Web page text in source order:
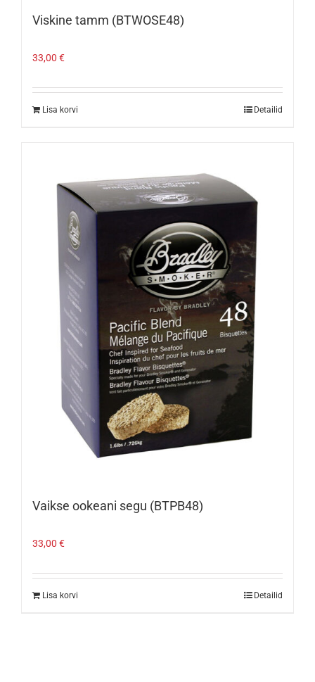
Viskine tamm (BTWOSE48)
33,00 €
Lisa korvi Detailid
Vaikse ookeani segu (BTPB48)
33,00 €
Lisa korvi Detailid